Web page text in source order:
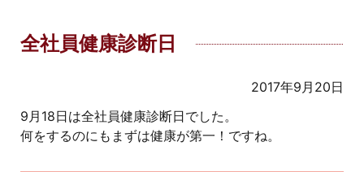
全社員健康診断日
2017年9月20日
9月18日は全社員健康診断日でした。
何をするのにもまずは健康が第一！ですね。